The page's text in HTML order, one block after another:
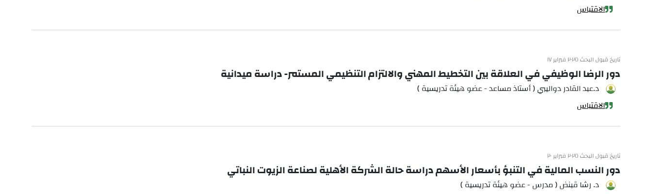
الاقتباس
تاريخ قبول البحث ٢٠٢٥ فبراير ١٧
دور الرضا الوظيفي في العلاقة بين التخطيط المهني والالتزام التنظيمي المستمر- دراسة ميدانية
د.عبد القادر دواليبي ( أستاذ مساعد - عضو هيئة تدريسية )
الاقتباس
تاريخ قبول البحث ٢٠٢٥ فبراير ٢٠
دور النسب المالية في التنبؤ بأسعار الأسهم دراسة حالة الشركة الأهلية لصناعة الزيوت النباتي
د. رشا قبنض ( مدرس - عضو هيئة تدريسية )